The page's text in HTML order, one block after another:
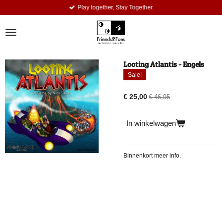
de
Play together, Stay Together.
Looting Atlantis - Engels
Sale!
€ 25,00 € 46,95
In winkelwagen
Binnenkort meer info.